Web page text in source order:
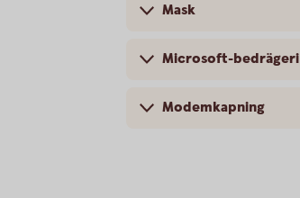
Mask
Microsoft-bedrägeri
Modemkapning